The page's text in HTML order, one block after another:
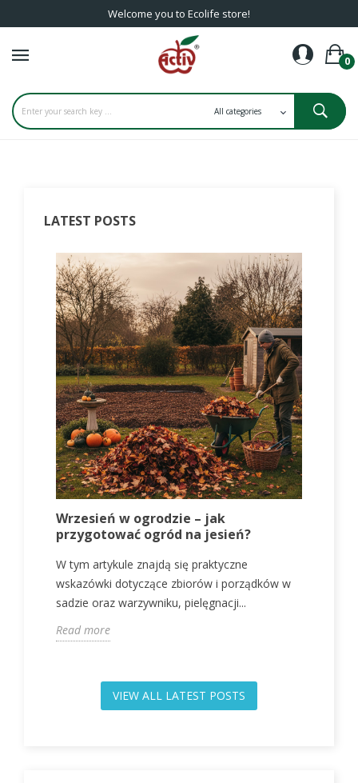
Welcome you to Ecolife store!
0
LATEST POSTS
Wrzesień w ogrodzie – jak
przygotować ogród na jesień?
W tym artykule znajdą się praktyczne
wskazówki dotyczące zbiorów i porządków w
sadzie oraz warzywniku, pielęgnacji...
Read more
VIEW ALL LATEST POSTS